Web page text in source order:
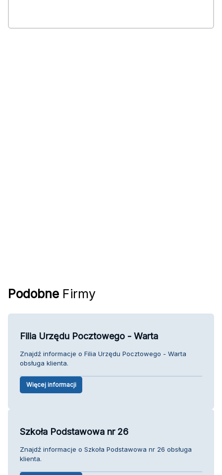
Podobne Firmy
Filia Urzędu Pocztowego - Warta
Znajdź informacje o Filia Urzędu Pocztowego - Warta
obsługa klienta.
Więcej informacji
Szkoła Podstawowa nr 26
Znajdź informacje o Szkoła Podstawowa nr 26 obsługa
klienta.